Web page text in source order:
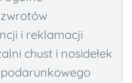
i reklamacji
chust i nosidełek